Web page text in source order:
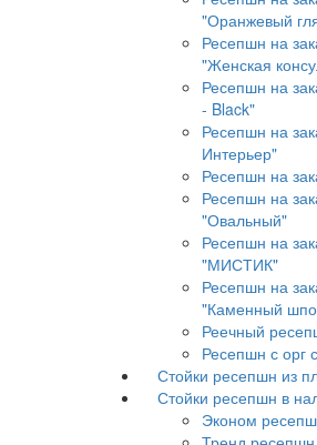
"Оранжевый
Ресепшн на
"Женская
Ресепшн на
- Black"
Ресепшн на
Интерьер"
Ресепшн на
Ресепшн на
"Овальный"
Ресепшн на
"МИСТИК"
Ресепшн на
"Каменный
Реечный
Ресепшн с орг
Стойки ресепшн из
Стойки ресепшн в
Эконом